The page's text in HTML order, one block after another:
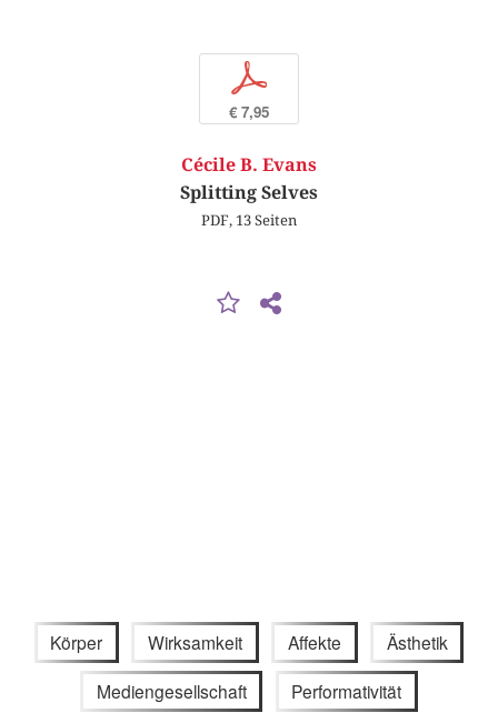
p
€ 7,95
Cécile B. Evans
Splitting Selves
PDF, 13 Seiten
Körper Wirksamkeit Affekte Ästhetik
Mediengesellschaft Performativität